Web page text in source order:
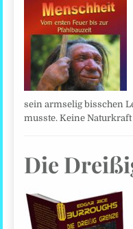
sein armselig bisschen
musste. Keine
Die